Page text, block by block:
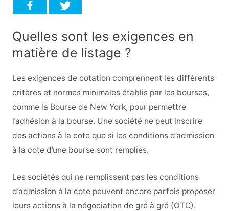
Quelles sont les exigences en
matière de listage ?
Les exigences de cotation comprennent les différents
critères et normes minimales établis par les bourses,
comme la Bourse de New York, pour permettre
l’adhésion à la bourse. Une société ne peut inscrire
des actions à la cote que si les conditions d’admission
à la cote d’une bourse sont remplies.
Les sociétés qui ne remplissent pas les conditions
d’admission à la cote peuvent encore parfois proposer
leurs actions à la négociation de gré à gré (OTC).